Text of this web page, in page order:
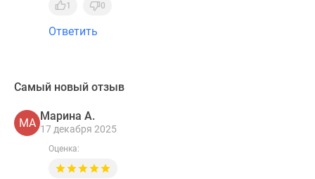
1 0
Ответить
Самый новый отзыв
МА
Марина А.
17 декабря 2025
Оценка: